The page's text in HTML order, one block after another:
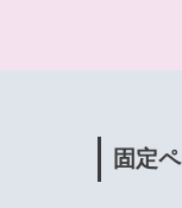
固定